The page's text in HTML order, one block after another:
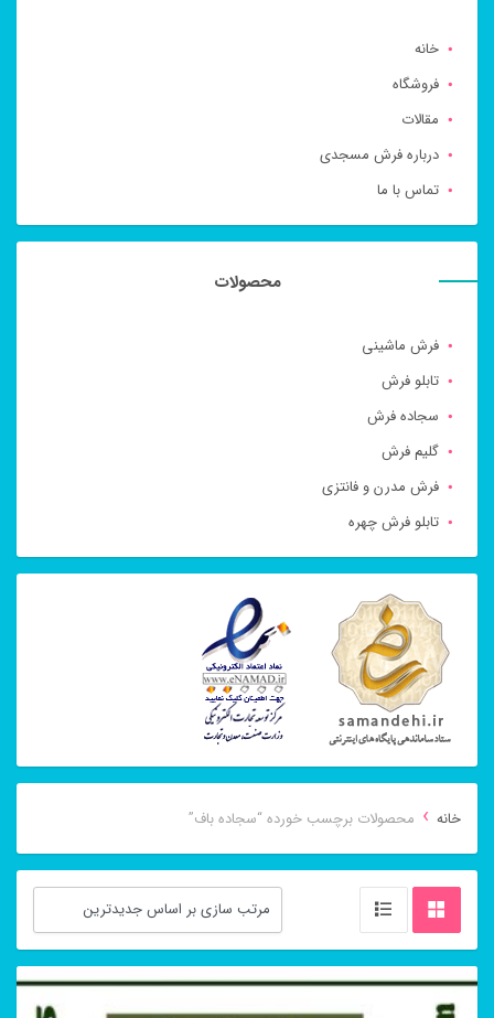
خانه
فروشگاه
مقالات
درباره فرش مسجدی
تماس با ما
محصولات
فرش ماشینی
تابلو فرش
سجاده فرش
گلیم فرش
فرش مدرن و فانتزی
تابلو فرش چهره
خانه › محصولات برچسب خورده “سجاده باف”